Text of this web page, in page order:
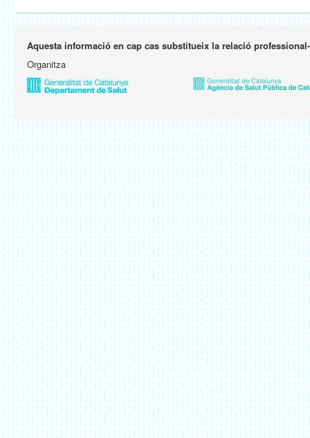
Aquesta informació en cap cas substitueix la relació
Organitza